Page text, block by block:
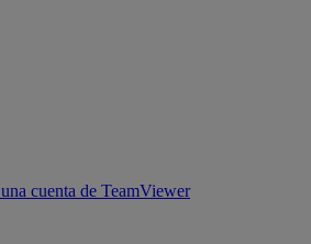
cuenta de TeamViewer